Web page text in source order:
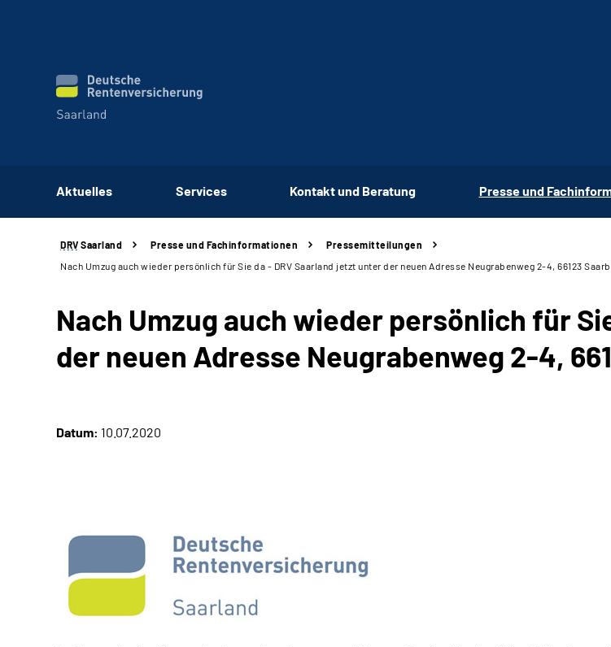
Aktuelles Services Kontakt und Beratung Presse und
DRV Saarland Presse und Fachinformationen
Pressemitteilungen
Nach Umzug auch wieder persönlich für Sie da - DRV Saarland jetzt unter der neuen Adresse Neugrabenweg 2-4, 66123
Nach Umzug auch wieder persönlich für
der neuen Adresse Neugrabenweg 2-4,
Datum: 10.07.2020